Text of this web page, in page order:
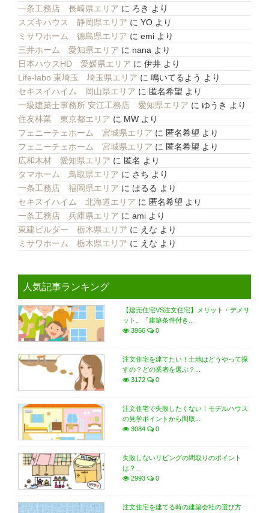
一条工務店 長崎県エリア に ろき より
スズキハウス 静岡県エリア に YO より
ミサワホーム 徳島県エリア に emi より
三井ホーム 愛知県エリア に nana より
日本ハウスHD 愛媛県エリア に 伊井 より
Life-labo 東埼玉 埼玉県エリア に 鳴いてるよう より
セキスイハイム 岡山県エリア に 匿名希望 より
一級建築士事務所 安江工務店 愛知県エリア に ゆうき より
住友林業 東京都エリア に MW より
フェニーチェホーム 宮城県エリア に 匿名希望 より
フェニーチェホーム 宮城県エリア に 匿名希望 より
広和木材 愛知県エリア に 匿名 より
タマホーム 鳥取県エリア に さち より
一条工務店 福岡県エリア に はるる より
セキスイハイム 北海道エリア に 匿名希望 より
一条工務店 兵庫県エリア に ami より
東建ビルダー 栃木県エリア に えな より
ミサワホーム 栃木県エリア に えな より
人気記事ランキング
【建売住宅VS注文住宅】メリット・デメリ
ット。「建築条件付き...
3966
0
注文住宅を建てたい！土地はどうやって探
すの？どの業者を選ぶ？...
3172
0
注文住宅で失敗したくない！モデルハウス
の見学ポイントから間取...
3084
0
失敗しないリビングの間取りのポイント
は？...
2993
0
注文住宅を建てる時の建築会社の選び方